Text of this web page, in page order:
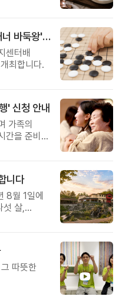
제3회 서초구 아버지센터배 '매너 바둑왕' 대회
센터배
최합니다.
' 신청 안내
가족의
간을 준비해
니다
8월 1일에
섯 살,
따뜻한